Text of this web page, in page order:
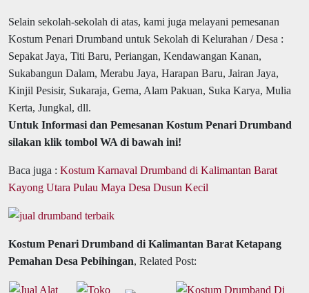
Selain sekolah-sekolah di atas, kami juga melayani pemesanan
Kostum Penari Drumband untuk Sekolah di Kelurahan / Desa :
Sepakat Jaya, Titi Baru, Periangan, Kendawangan Kanan,
Sukabangun Dalam, Merabu Jaya, Harapan Baru, Jairan Jaya,
Kinjil Pesisir, Sukaraja, Gema, Alam Pakuan, Suka Karya, Mulia
Kerta, Jungkal, dll.
Untuk Informasi dan Pemesanan Kostum Penari Drumband
silakan klik tombol WA di bawah ini!
Baca juga : Kostum Karnaval Drumband di Kalimantan Barat
Kayong Utara Pulau Maya Desa Dusun Kecil
Kostum Penari Drumband di Kalimantan Barat Ketapang
Pemahan Desa Pebihingan, Related Post: